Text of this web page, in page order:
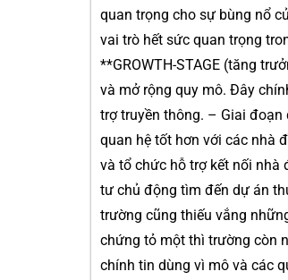
quan trọng cho sự bùng nổ
vai trò hết sức quan trọng
**GROWTH-STAGE (tăng
và mở rộng quy mô. Đây
trợ truyền thông. – Giai
quan hệ tốt hơn với các nhà
và tổ chức hỗ trợ kết nối
tư chủ động tìm đến dự án
trường cũng thiếu vắng
chứng tỏ một thì trường còn
chính tin dùng vì mô và các